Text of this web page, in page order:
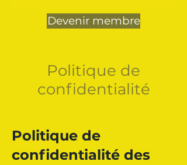
Devenir membre
Politique de
confidentialité
Politique de
confidentialité des